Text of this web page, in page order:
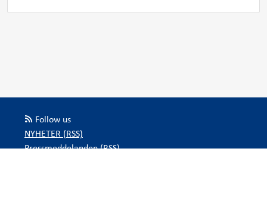
Follow us
NYHETER (RSS)
Pressmeddelanden (RSS)